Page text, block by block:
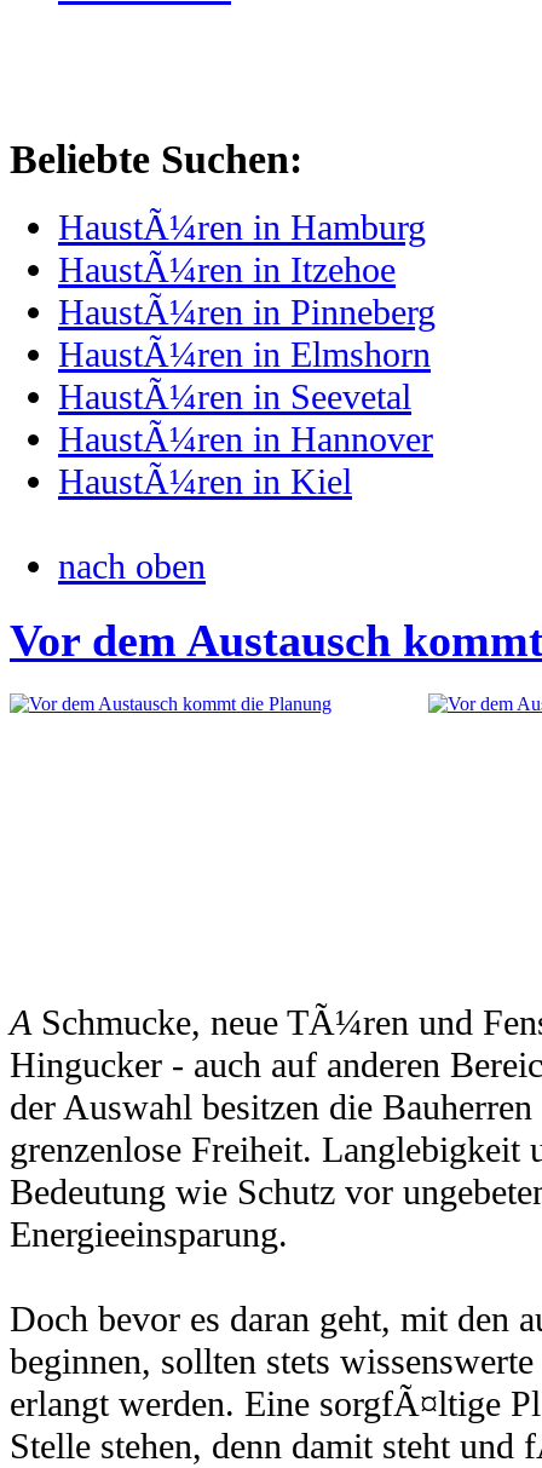
Beliebte Suchen:
HaustÃ¼ren in Hamburg
HaustÃ¼ren in Itzehoe
HaustÃ¼ren in Pinneberg
HaustÃ¼ren in Elmshorn
HaustÃ¼ren in Seevetal
HaustÃ¼ren in Hannover
HaustÃ¼ren in Kiel
nach oben
Vor dem Austausch
A Schmucke, neue TÃ¼ren und
Hingucker - auch auf anderen
der Auswahl besitzen die
grenzenlose Freiheit. Langlebigkeit
Bedeutung wie Schutz vor
Energieeinsparung.
Doch bevor es daran geht, mit den
beginnen, sollten stets
erlangt werden. Eine sorgfÃ¤ltige
Stelle stehen, denn damit steht und